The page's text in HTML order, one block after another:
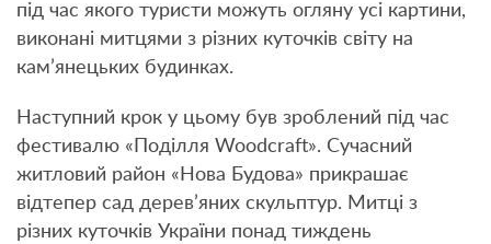
під час якого туристи можуть огляну усі картини,
виконані митцями з різних куточків світу на
кам’янецьких будинках.
Наступний крок у цьому був зроблений під час
фестивалю «Поділля Woodcraft». Сучасний
житловий район «Нова Будова» прикрашає
відтепер сад дерев’яних скульптур. Митці з
різних куточків України понад тиждень